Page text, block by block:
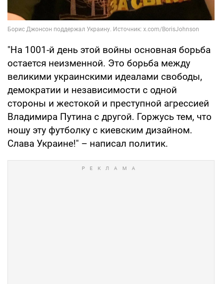
"На 1001-й день этой войны основная борьба
остается неизменной. Это борьба между
великими украинскими идеалами свободы,
демократии и независимости с одной
стороны и жестокой и преступной агрессией
Владимира Путина с другой. Горжусь тем, что
ношу эту футболку с киевским дизайном.
Слава Украине!" – написал политик.